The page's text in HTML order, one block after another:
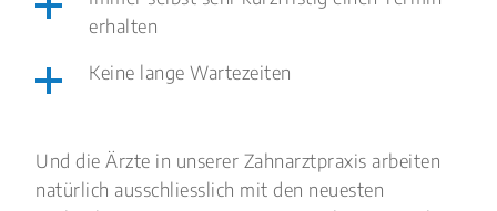
erhalten
Keine lange Wartezeiten
Und die Ärzte in unserer Zahnarztpraxis arbeiten
natürlich ausschliesslich mit den neuesten